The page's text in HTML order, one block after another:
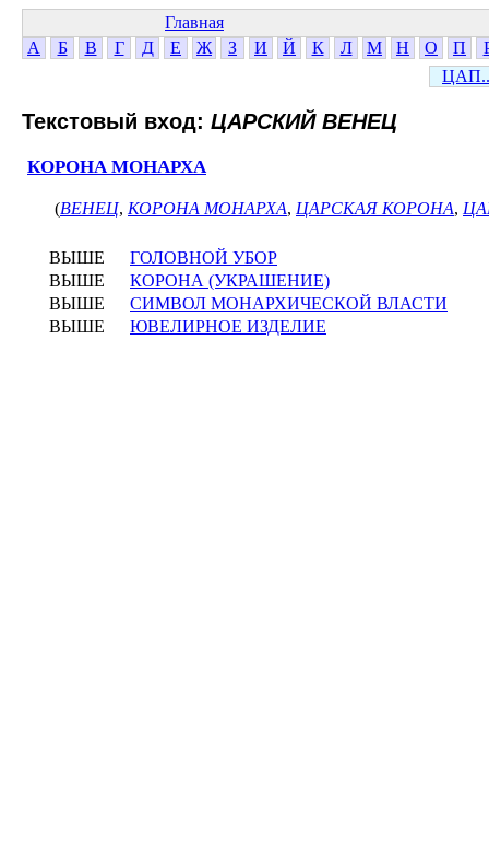
Главная
А
Б В Г Д Е Ж З И Й К Л М Н О П
Текстовый вход: ЦАРСКИЙ ВЕНЕЦ
КОРОНА МОНАРХА
(ВЕНЕЦ, КОРОНА МОНАРХА, ЦАРСКАЯ КОРОНА,
ВЫШЕ
ГОЛОВНОЙ УБОР
ВЫШЕ
КОРОНА (УКРАШЕНИЕ)
ВЫШЕ
СИМВОЛ МОНАРХИЧЕСКОЙ ВЛАСТИ
ВЫШЕ
ЮВЕЛИРНОЕ ИЗДЕЛИЕ